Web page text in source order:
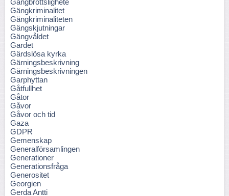
Gängbrottslighete
Gängkriminalitet
Gängkriminaliteten
Gängskjutningar
Gängvåldet
Gardet
Gärdslösa kyrka
Gärningsbeskrivning
Gärningsbeskrivningen
Garphyttan
Gåtfullhet
Gåtor
Gåvor
Gåvor och tid
Gaza
GDPR
Gemenskap
Generalförsamlingen
Generationer
Generationsfråga
Generositet
Georgien
Gerda Antti